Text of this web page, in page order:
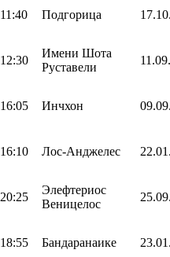
11:40 Подгорица
12:30
Имени Шота
Руставели
16:05 Инчхон
16:10 Лос-Анджелес
20:25
Элефтериос
Веницелос
18:55 Бандаранаике